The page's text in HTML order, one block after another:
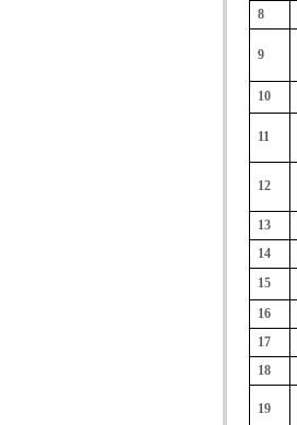
8
9
10
11
12
13
14
15
16
17
18
19